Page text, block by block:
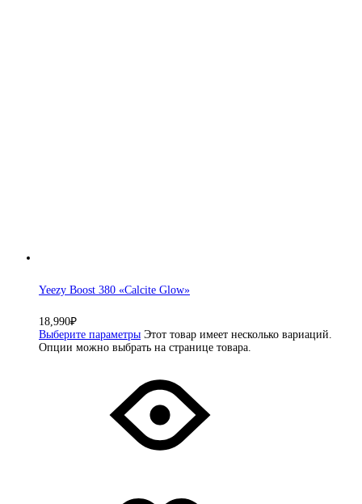
Yeezy Boost 380 «Calcite Glow»
18,990₽
Выберите параметры Этот товар имеет несколько вариаций.
Опции можно выбрать на странице товара.